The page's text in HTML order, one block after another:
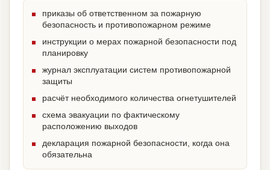
приказы об ответственном за пожарную
безопасность и противопожарном режиме
инструкции о мерах пожарной безопасности под
планировку
журнал эксплуатации систем противопожарной
защиты
расчёт необходимого количества огнетушителей
схема эвакуации по фактическому
расположению выходов
декларация пожарной безопасности, когда она
обязательна